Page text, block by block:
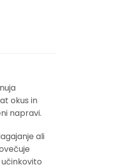
okus in
napravi.
ali